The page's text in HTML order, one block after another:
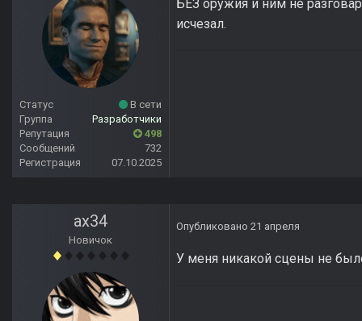
Статус
В сети
Группа
Разработчики
Репутация
498
Сообщений
732
Регистрация
07.10.2025
БЕЗ оружия и ним не
исчезал.
ax34
Новичок
Опубликовано 21 апреля
У меня никакой сцены не